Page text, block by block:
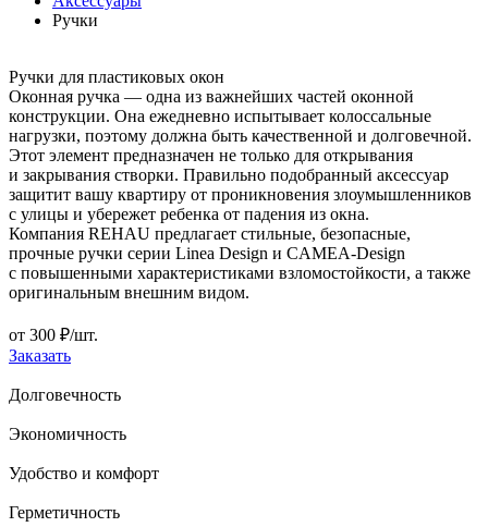
Ручки
Ручки для пластиковых окон
Оконная ручка — одна из важнейших частей оконной
конструкции. Она ежедневно испытывает колоссальные
нагрузки, поэтому должна быть качественной и долговечной.
Этот элемент предназначен не только для открывания
и закрывания створки. Правильно подобранный аксессуар
защитит вашу квартиру от проникновения злоумышленников
с улицы и убережет ребенка от падения из окна.
Компания REHAU предлагает стильные, безопасные,
прочные ручки серии Linea Design и CAMEA-Design
с повышенными характеристиками взломостойкости, а также
оригинальным внешним видом.
от 300 ₽/шт.
Заказать
Долговечность
Экономичность
Удобство и комфорт
Герметичность